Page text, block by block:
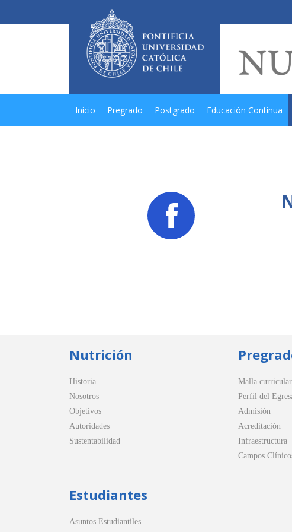
Inicio Pregrado Postgrado Educación Continua
Nutrición
Historia
Nosotros
Objetivos
Autoridades
Sustentabilidad
Malla curricular
Perfil del
Admisión
Acreditación
Infraestructura
Campos
Estudiantes
Asuntos Estudiantiles